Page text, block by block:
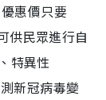
惠價只要
供民眾進行自
特異性
新冠病毒變